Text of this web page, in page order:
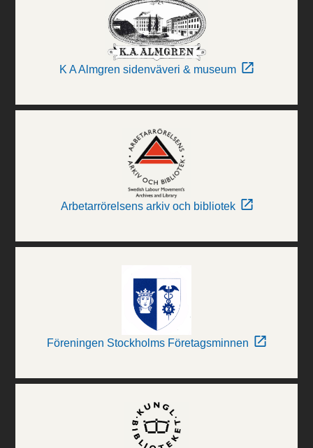
K A Almgren sidenväveri & museum
Arbetarrörelsens arkiv och bibliotek
Föreningen Stockholms Företagsminnen